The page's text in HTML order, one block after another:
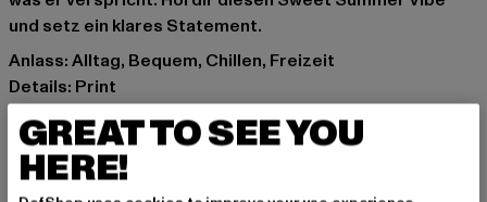
und setz ein klares Statement.
Anlass: Alltag, Bequem, Chillen, Freizeit
Details: Print
Marke: Another Cotton Lab
Kat.: T-Shirts
Farbe: pink
GREAT TO SEE YOU
HERE!